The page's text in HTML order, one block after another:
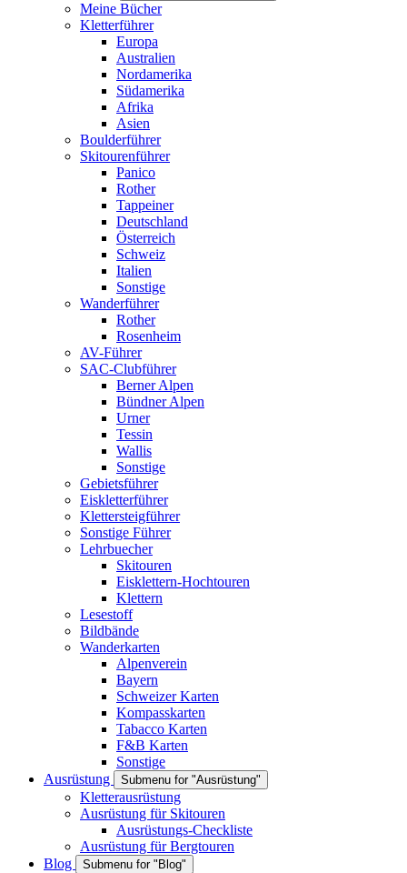
Meine Bücher
Kletterführer
Europa
Australien
Nordamerika
Südamerika
Afrika
Asien
Boulderführer
Skitourenführer
Panico
Rother
Tappeiner
Deutschland
Österreich
Schweiz
Italien
Sonstige
Wanderführer
Rother
Rosenheim
AV-Führer
SAC-Clubführer
Berner Alpen
Bündner Alpen
Urner
Tessin
Wallis
Sonstige
Gebietsführer
Eiskletterführer
Klettersteigführer
Sonstige Führer
Lehrbuecher
Skitouren
Eisklettern-Hochtouren
Klettern
Lesestoff
Bildbände
Wanderkarten
Alpenverein
Bayern
Schweizer Karten
Kompasskarten
Tabacco Karten
F&B Karten
Sonstige
Ausrüstung
Submenu for "Ausrüstung"
Kletterausrüstung
Ausrüstung für Skitouren
Ausrüstungs-Checkliste
Ausrüstung für Bergtouren
Blog
Submenu for "Blog"